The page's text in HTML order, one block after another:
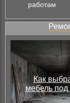
работам
Как
мебель